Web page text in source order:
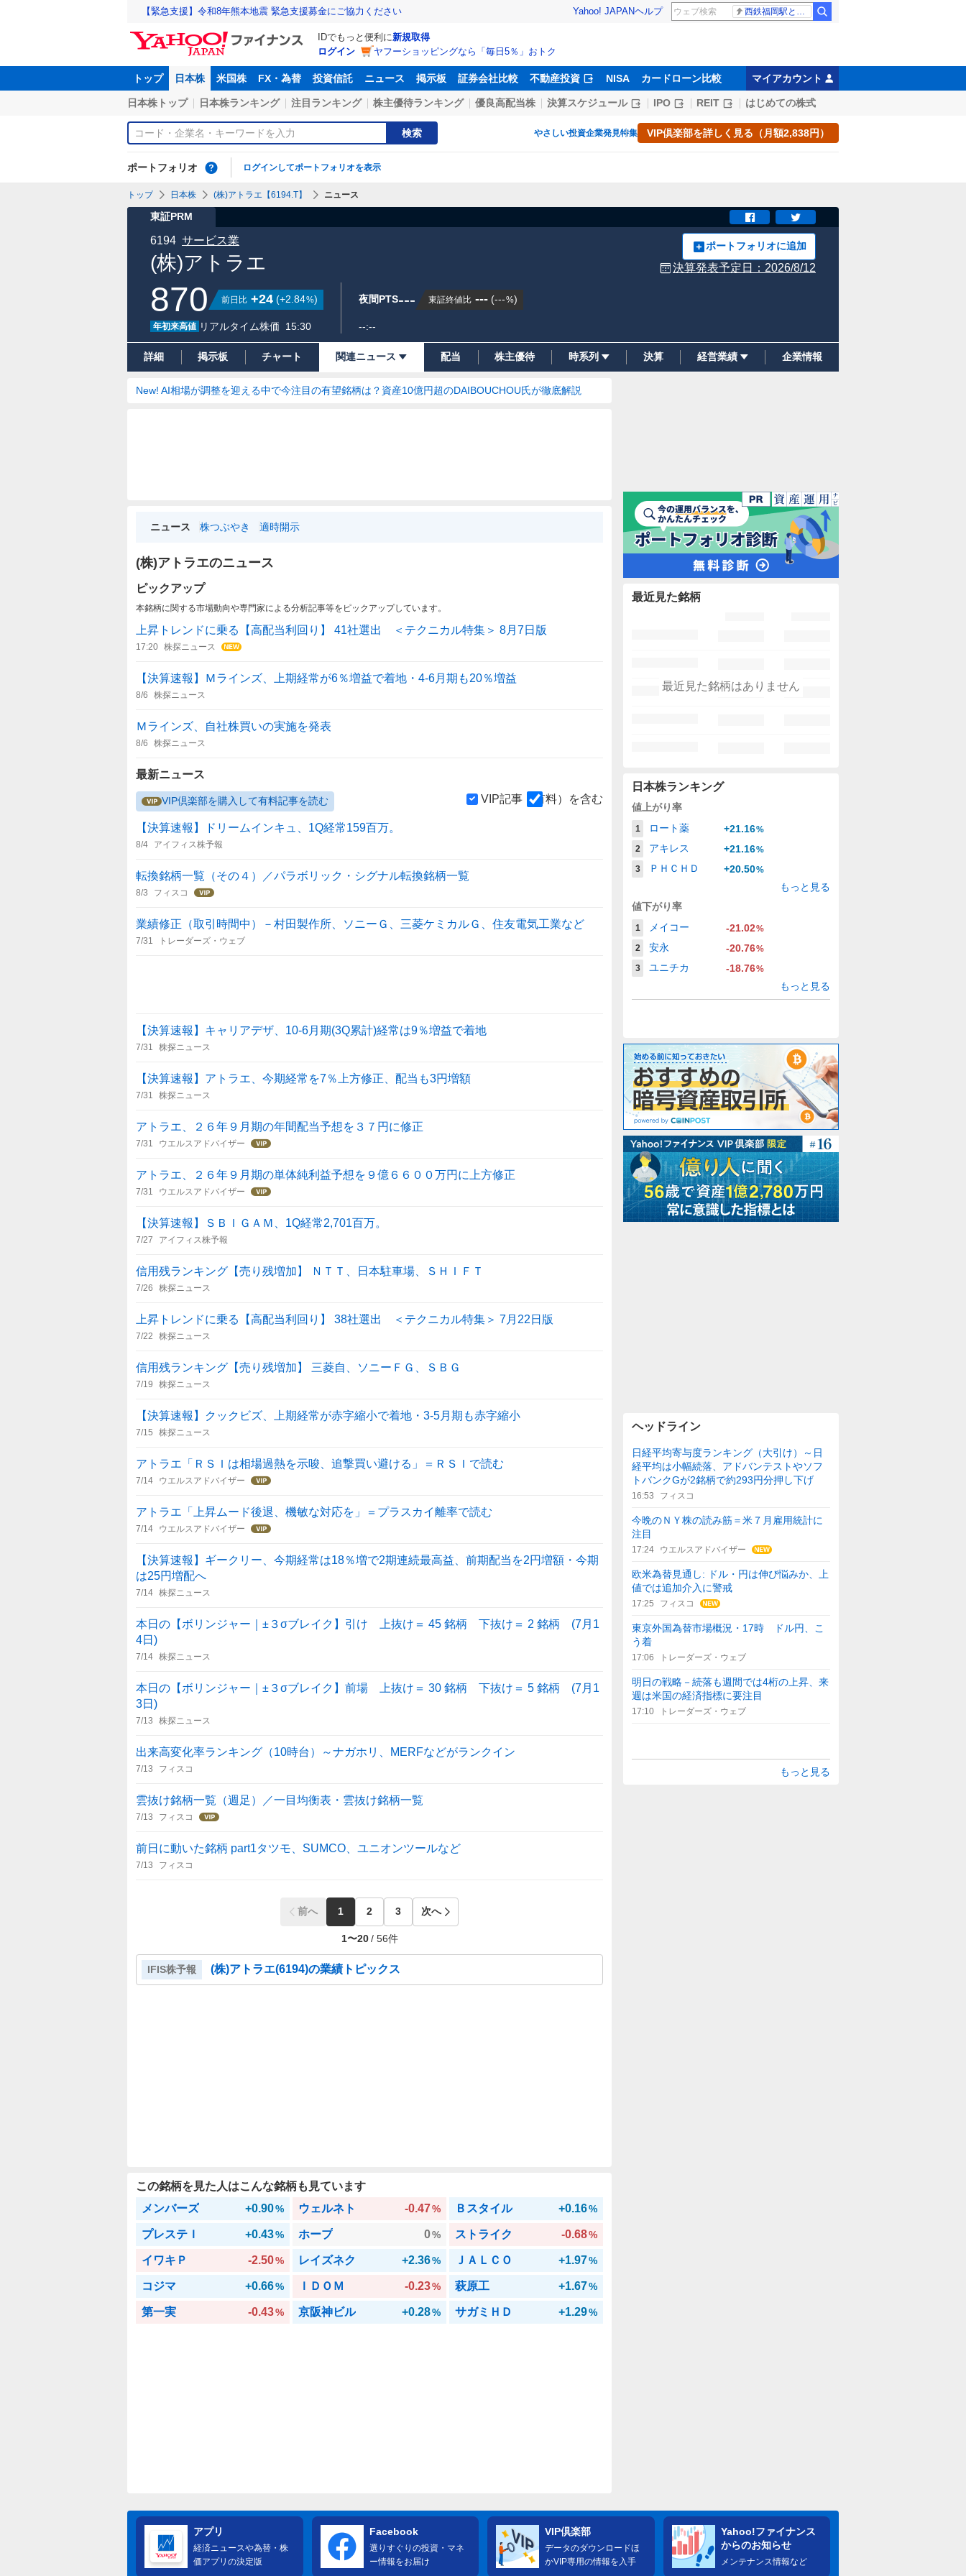
【緊急支援】令和8年熊本地震 緊急支援募金にご協力ください Yahoo! JAPANヘルプ 西鉄福岡駅と薬院駅の構内で不適切音声
IDでもっと便利に新規取得
ログイン
ヤフーショッピングなら「毎日5％」おトク
トップ 日本株 米国株 FX・為替 投資信託 ニュース 掲示板 証券会社比較 不動産投資 NISA カードローン比較 マイアカウント
日本株トップ 日本株ランキング 注目ランキング 株主優待ランキング 優良高配当株 決算スケジュール IPO REIT はじめての株式
検索 やさしい投資企業発見特集 VIP倶楽部を詳しく見る（月額2,838円）
ポートフォリオ ログインしてポートフォリオを表示
トップ 日本株 (株)アトラエ【6194.T】 ニュース
東証PRM
(株)アトラエ
6194 サービス業 ポートフォリオに追加
決算発表予定日： 2026/8/12
870 前日比 +24 (+2.84%)
年初来高値 リアルタイム株価 15:30
夜間PTS--- 東証終値比 --- (---%)
--:--
詳細 掲示板 チャート 関連ニュース 配当 株主優待 時系列 決算 経営業績 企業情報
New! AI相場が調整を迎える中で今注目の有望銘柄は？資産10億円超のDAIBOUCHOU氏が徹底解説
ニュース 株つぶやき 適時開示
(株)アトラエのニュース
ピックアップ
本銘柄に関する市場動向や専門家による分析記事等をピックアップしています。
上昇トレンドに乗る【高配当利回り】 41社選出 ＜テクニカル特集＞ 8月7日版
17:20 株探ニュース
【決算速報】Ｍラインズ、上期経常が6％増益で着地・4-6月期も20％増益
8/6 株探ニュース
Ｍラインズ、自社株買いの実施を発表
8/6 株探ニュース
最新ニュース
VIP倶楽部を購入して有料記事を読む VIP記事（有料）を含む
【決算速報】ドリームインキュ、1Q経常159百万。
8/4 アイフィス株予報
転換銘柄一覧（その４）／パラボリック・シグナル転換銘柄一覧
8/3 フィスコ
業績修正（取引時間中）－村田製作所、ソニーＧ、三菱ケミカルＧ、住友電気工業など
7/31 トレーダーズ・ウェブ
【決算速報】キャリアデザ、10-6月期(3Q累計)経常は9％増益で着地
7/31 株探ニュース
【決算速報】アトラエ、今期経常を7％上方修正、配当も3円増額
7/31 株探ニュース
アトラエ、２６年９月期の年間配当予想を３７円に修正
7/31 ウエルスアドバイザー
アトラエ、２６年９月期の単体純利益予想を９億６６００万円に上方修正
7/31 ウエルスアドバイザー
【決算速報】ＳＢＩＧＡＭ、1Q経常2,701百万。
7/27 アイフィス株予報
信用残ランキング【売り残増加】 ＮＴＴ、日本駐車場、ＳＨＩＦＴ
7/26 株探ニュース
上昇トレンドに乗る【高配当利回り】 38社選出 ＜テクニカル特集＞ 7月22日版
7/22 株探ニュース
信用残ランキング【売り残増加】 三菱自、ソニーＦＧ、ＳＢＧ
7/19 株探ニュース
【決算速報】クックビズ、上期経常が赤字縮小で着地・3-5月期も赤字縮小
7/15 株探ニュース
アトラエ「ＲＳＩは相場過熱を示唆、追撃買い避ける」＝ＲＳＩで読む
7/14 ウエルスアドバイザー
アトラエ「上昇ムード後退、機敏な対応を」＝プラスカイ離率で読む
7/14 ウエルスアドバイザー
【決算速報】ギークリー、今期経常は18％増で2期連続最高益、前期配当を2円増額・今期
は25円増配へ
7/14 株探ニュース
本日の【ボリンジャー｜±３σブレイク】引け 上抜け＝ 45 銘柄 下抜け＝ 2 銘柄 (7月1
4日)
7/14 株探ニュース
本日の【ボリンジャー｜±３σブレイク】前場 上抜け＝ 30 銘柄 下抜け＝ 5 銘柄 (7月1
3日)
7/13 株探ニュース
出来高変化率ランキング（10時台）～ナガホリ、MERFなどがランクイン
7/13 フィスコ
雲抜け銘柄一覧（週足）／一目均衡表・雲抜け銘柄一覧
7/13 フィスコ
前日に動いた銘柄 part1タツモ、SUMCO、ユニオンツールなど
7/13 フィスコ
前へ 1 2 3 次へ
1〜20 / 56件
IFIS株予報 (株)アトラエ(6194)の業績トピックス
この銘柄を見た人はこんな銘柄も見ています
メンバーズ
+0.90% ウェルネト -0.47% Ｂスタイル +0.16%
プレステＩ +0.43% ホープ 0% ストライク -0.68%
イワキＰ -2.50% レイズネク +2.36% ＪＡＬＣＯ +1.97%
コジマ +0.66% ＩＤＯＭ -0.23% 萩原工 +1.67%
第一実 -0.43% 京阪神ビル +0.28% サガミＨＤ +1.29%
最近見た銘柄
最近見た銘柄はありません
日本株ランキング
値上がり率
1 ロート薬 +21.16%
2
アキレス +21.16%
3
ＰＨＣＨＤ +20.50%
もっと見る
値下がり率
1 メイコー -21.02%
2
安永 -20.76%
3
ユニチカ -18.76%
もっと見る
ヘッドライン
日経平均寄与度ランキング（大引け）～日
経平均は小幅続落、アドバンテストやソフ
トバンクGが2銘柄で約293円分押し下げ
16:53 フィスコ
今晩のＮＹ株の読み筋＝米７月雇用統計に
注目
17:24 ウエルスアドバイザー
欧米為替見通し: ドル・円は伸び悩みか、上
値では追加介入に警戒
17:25 フィスコ
東京外国為替市場概況・17時 ドル円、こ
う着
17:06 トレーダーズ・ウェブ
明日の戦略－続落も週間では4桁の上昇、来
週は米国の経済指標に要注目
17:10 トレーダーズ・ウェブ
もっと見る
アプリ
経済ニュースや為替・株
価アプリの決定版
Facebook
選りすぐりの投資・マネ
ー情報をお届け
VIP倶楽部
データのダウンロードほ
かVIP専用の情報を入手
Yahoo!ファイナンス
からのお知らせ
メンテナンス情報など